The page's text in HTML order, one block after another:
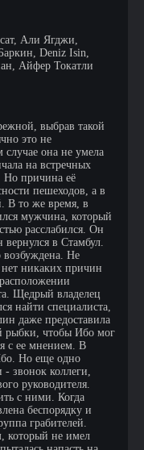
Али Ягджи,
Deniz Isin,
Айфер Токатли
выбрав такой
это не
она не умела
на встречных
Но причина её
пешеходов, а в
В то же время, в
мужчина, который
расслабился. Он
вернулся в Стамбул.
Не
никаких причин
Щедрый владелец
найти специалиста,
даже предоставила
рыбки, чтобы Ибо мог
с ее мнением. В
Но еще одно
- звонок коллеги,
руководителя.
с ними. Когда
беспорядку и
грабителей.
который не имел